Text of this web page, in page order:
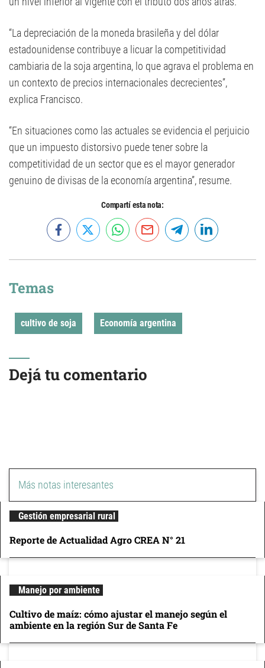
“La depreciación de la moneda brasileña y del dólar
estadounidense contribuye a licuar la competitividad
cambiaria de la soja argentina, lo que agrava el problema en
un contexto de precios internacionales decrecientes”,
explica Francisco.
“En situaciones como las actuales se evidencia el perjuicio
que un impuesto distorsivo puede tener sobre la
competitividad de un sector que es el mayor generador
genuino de divisas de la economía argentina”, resume.
Compartí esta nota:
Temas
cultivo de soja Economía argentina
Dejá tu comentario
Más notas interesantes
Gestión empresarial rural
Reporte de Actualidad Agro CREA N° 21
Manejo por ambiente
Cultivo de maíz: cómo ajustar el manejo según el
ambiente en la región Sur de Santa Fe